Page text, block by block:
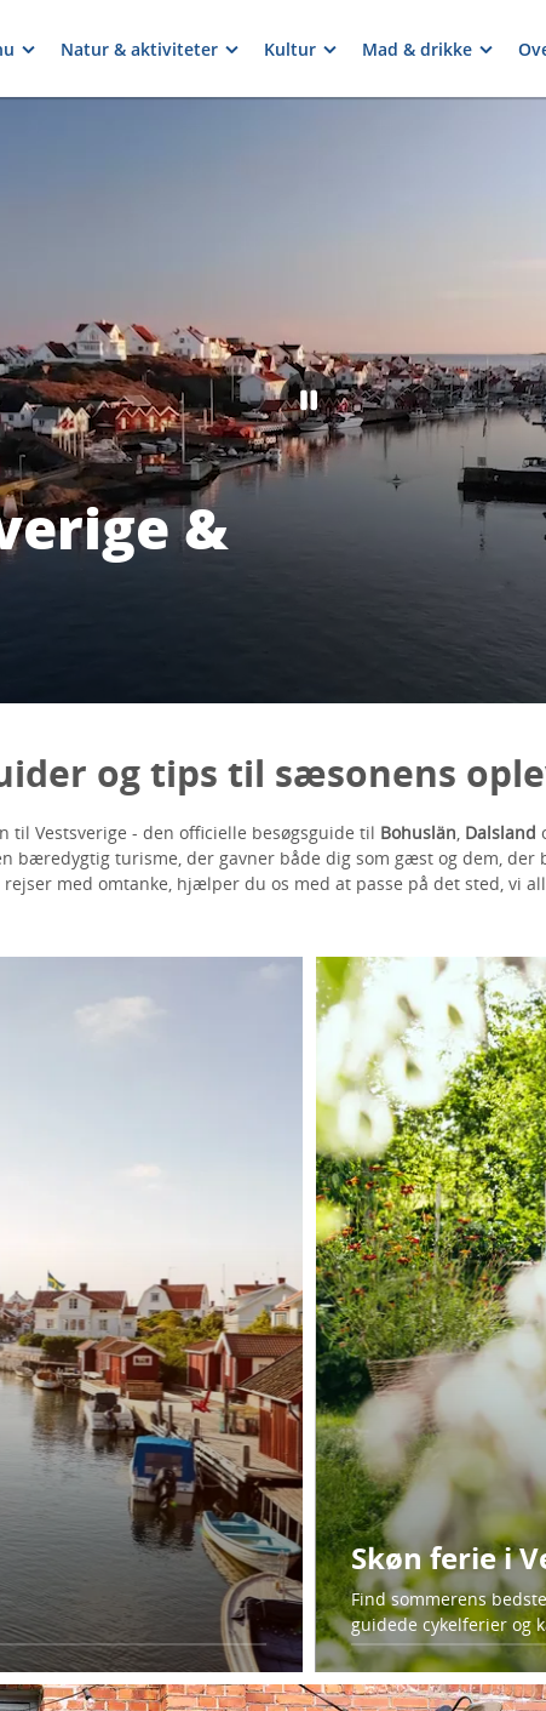
Natur & aktiviteter Kultur Mad & drikke
&
og tips til sæsonens
til Vestsverige - den officielle besøgsguide til Bohuslän, Dalsland
bæredygtig turisme, der gavner både dig som gæst og dem, der
med omtanke, hjælper du os med at passe på det sted, vi
Skøn ferie i
Find sommerens
guidede cykelferier og